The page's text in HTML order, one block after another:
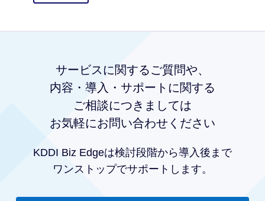
サービスに関するご質問や、
内容・導入・サポートに関する
ご相談につきましては
お気軽にお問い合わせください
KDDI Biz Edgeは検討段階から導入後まで
ワンストップでサポートします。